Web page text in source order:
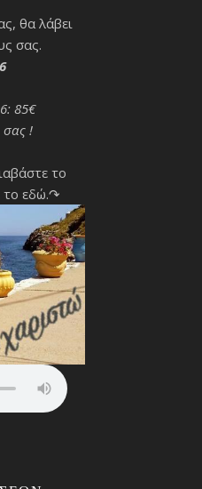
θα λάβει
σας.
85€
σας !
το
το εδώ.↷